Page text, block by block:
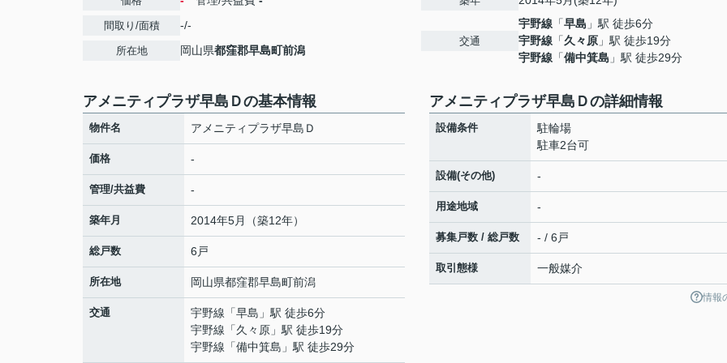
間取り/面積 -/-
所在地 岡山県都窪郡早島町前潟
交通
宇野線 「早島 」駅 徒歩6分
宇野線 「久々原 」駅 徒歩19分
宇野線 「備中箕島 」駅 徒歩29分
アメニティプラザ早島Ｄの基本情報
物件名 アメニティプラザ早島Ｄ
価格 -
管理/共益費 -
築年月 2014年5月（築12年）
総戸数 6戸
所在地 岡山県都窪郡早島町前潟
交通 宇野線 「早島 」駅 徒歩6分
宇野線 「久々原 」駅 徒歩19分
宇野線 「備中箕島 」駅 徒歩29分
アメニティプラザ早島Ｄの詳細情報
設備条件
駐輪場
駐車2台可
設備(その他) -
用途地域 -
募集戸数 / 総戸数 - / 6戸
取引態様 一般媒介
情報